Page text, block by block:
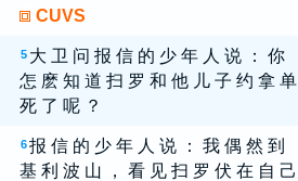
CUVS
5 大 卫 问 报 信 的 少 年 人 说 ： 你
怎 麽 知 道 扫 罗 和 他 儿 子 约 拿 单
死 了 呢 ？
6 报 信 的 少 年 人 说 ： 我 偶 然 到
基 利 波 山 ， 看 见 扫 罗 伏 在 自 己